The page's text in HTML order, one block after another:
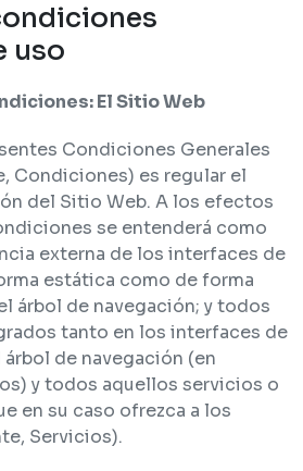
uso
El Sitio Web
Condiciones Generales
Condiciones) es regular el
del Sitio Web. A los efectos
se entenderá como
externa de los interfaces de
estática como de forma
árbol de navegación; y todos
tanto en los interfaces de
de navegación (en
y todos aquellos servicios o
en su caso ofrezca a los
Servicios).